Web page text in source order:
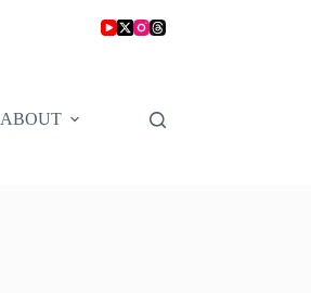
ABOUT